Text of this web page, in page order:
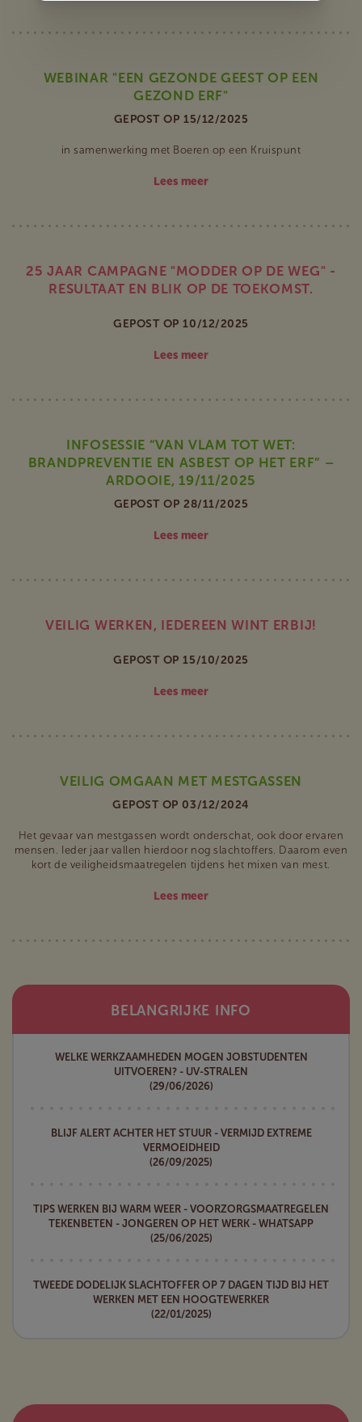
WEBINAR "EEN GEZONDE GEEST OP EEN
GEZOND ERF"
GEPOST OP 15/12/2025
in samenwerking met Boeren op een Kruispunt
Lees meer
25 JAAR CAMPAGNE "MODDER OP DE WEG" -
RESULTAAT EN BLIK OP DE TOEKOMST.
GEPOST OP 10/12/2025
Lees meer
INFOSESSIE “VAN VLAM TOT WET:
BRANDPREVENTIE EN ASBEST OP HET ERF” –
ARDOOIE, 19/11/2025
GEPOST OP 28/11/2025
Lees meer
VEILIG WERKEN, IEDEREEN WINT ERBIJ!
GEPOST OP 15/10/2025
Lees meer
VEILIG OMGAAN MET MESTGASSEN
GEPOST OP 03/12/2024
Het gevaar van mestgassen wordt onderschat, ook door ervaren
mensen. Ieder jaar vallen hierdoor nog slachtoffers. Daarom even
kort de veiligheidsmaatregelen tijdens het mixen van mest.
Lees meer
BELANGRIJKE INFO
WELKE WERKZAAMHEDEN MOGEN JOBSTUDENTEN
UITVOEREN? - UV-STRALEN
(29/06/2026)
BLIJF ALERT ACHTER HET STUUR - VERMIJD EXTREME
VERMOEIDHEID
(26/09/2025)
TIPS WERKEN BIJ WARM WEER - VOORZORGSMAATREGELEN
TEKENBETEN - JONGEREN OP HET WERK - WHATSAPP
(25/06/2025)
TWEEDE DODELIJK SLACHTOFFER OP 7 DAGEN TIJD BIJ HET
WERKEN MET EEN HOOGTEWERKER
(22/01/2025)